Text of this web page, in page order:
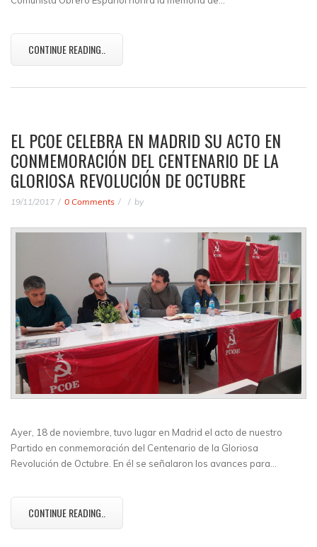
CONTINUE READING..
EL PCOE CELEBRA EN MADRID SU ACTO EN
CONMEMORACIÓN DEL CENTENARIO DE LA
GLORIOSA REVOLUCIÓN DE OCTUBRE
19/11/2017 0 Comments by
Ayer, 18 de noviembre, tuvo lugar en Madrid el acto de nuestro
Partido en conmemoración del Centenario de la Gloriosa
Revolución de Octubre. En él se señalaron los avances para…
CONTINUE READING..